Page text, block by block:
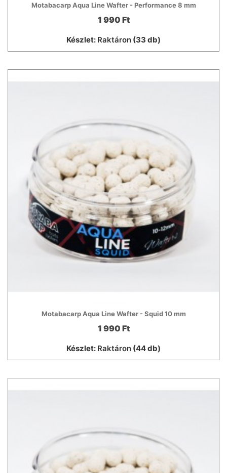
Motabacarp Aqua Line Wafter - Performance 8 mm
1 990 Ft
Készlet: Raktáron (33 db)
Motabacarp Aqua Line Wafter - Squid 10 mm
1 990 Ft
Készlet: Raktáron (44 db)